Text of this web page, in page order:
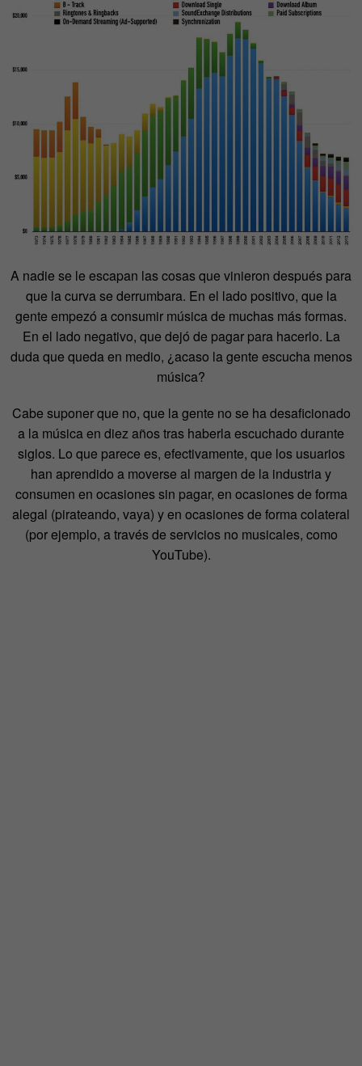
A nadie se le escapan las cosas que vinieron después para
que la curva se derrumbara. En el lado positivo, que la
gente empezó a consumir música de muchas más formas.
En el lado negativo, que dejó de pagar para hacerlo. La
duda que queda en medio, ¿acaso la gente escucha menos
música?
Cabe suponer que no, que la gente no se ha desaficionado
a la música en diez años tras haberla escuchado durante
siglos. Lo que parece es, efectivamente, que los usuarios
han aprendido a moverse al margen de la industria y
consumen en ocasiones sin pagar, en ocasiones de forma
alegal (pirateando, vaya) y en ocasiones de forma colateral
(por ejemplo, a través de servicios no musicales, como
YouTube).